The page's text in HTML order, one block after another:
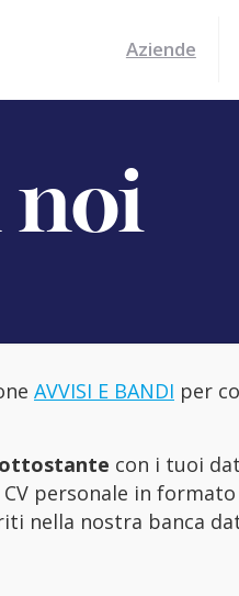
Aziende
noi
AVVISI E BANDI per
con i tuoi
CV personale in formato
nella nostra banca